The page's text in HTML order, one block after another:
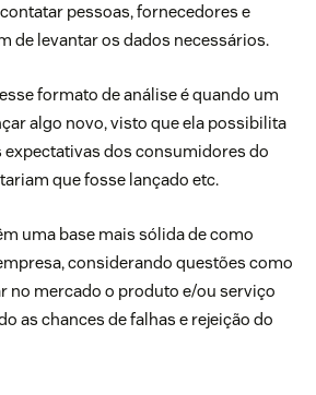
pessoas, fornecedores e
de levantar os dados necessários.
formato de análise é quando um
algo novo, visto que ela possibilita
expectativas dos consumidores do
que fosse lançado etc.
uma base mais sólida de como
considerando questões como
no mercado o produto e/ou serviço
as chances de falhas e rejeição do